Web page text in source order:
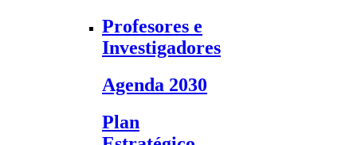
Profesores e
Investigadores
Agenda 2030
Plan